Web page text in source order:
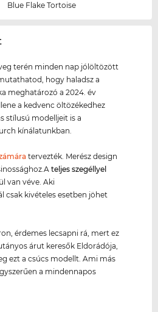
Blue Flake Tortoise
terén minden nap jólöltözött
hogy haladsz a
meghatározó a 2024. év
a kedvenc öltözékedhez
stílusú modelljeit is a
kínálatunkban.
tervezték. Merész design
teljes szegéllyel
van véve. Aki
csak kivételes esetben jöhet
érdemes lecsapni rá, mert ez
árut keresők Eldorádója,
ezt a csúcs modellt. Ami más
a mindennapos